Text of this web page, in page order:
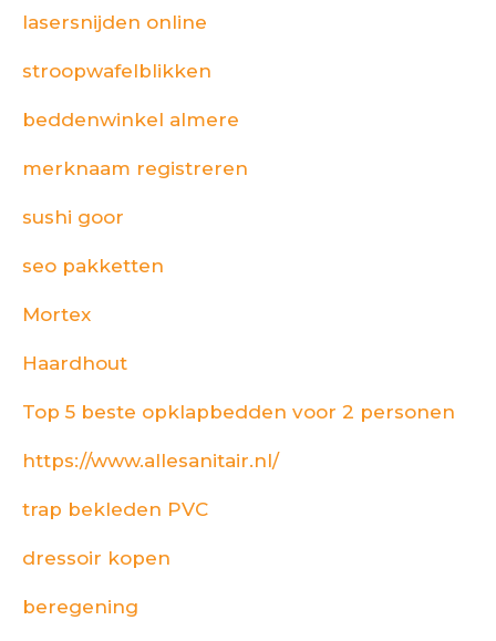
lasersnijden online
stroopwafelblikken
beddenwinkel almere
merknaam registreren
sushi goor
seo pakketten
Mortex
Haardhout
Top 5 beste opklapbedden voor 2 personen
https://www.allesanitair.nl/
trap bekleden PVC
dressoir kopen
beregening